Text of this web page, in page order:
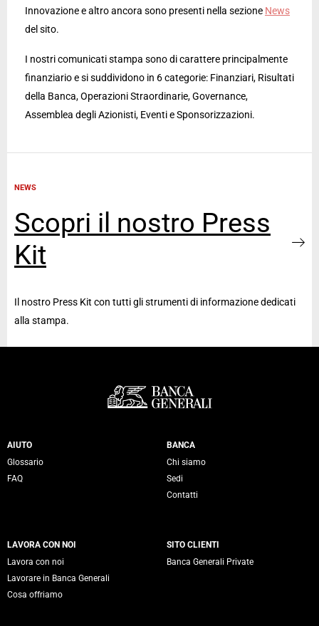
Innovazione e altro ancora sono presenti nella sezione News
del sito.
I nostri comunicati stampa sono di carattere principalmente
finanziario e si suddividono in 6 categorie: Finanziari, Risultati
della Banca, Operazioni Straordinarie, Governance,
Assemblea degli Azionisti, Eventi e Sponsorizzazioni.
NEWS
Scopri il nostro Press
Kit
Il nostro Press Kit con tutti gli strumenti di informazione dedicati
alla stampa.
Servizi Banca Generali
AIUTO
Glossario
FAQ
BANCA
Chi siamo
Sedi
Contatti
LAVORA CON NOI
Lavora con noi
Lavorare in Banca Generali
Cosa offriamo
SITO CLIENTI
Banca Generali Private